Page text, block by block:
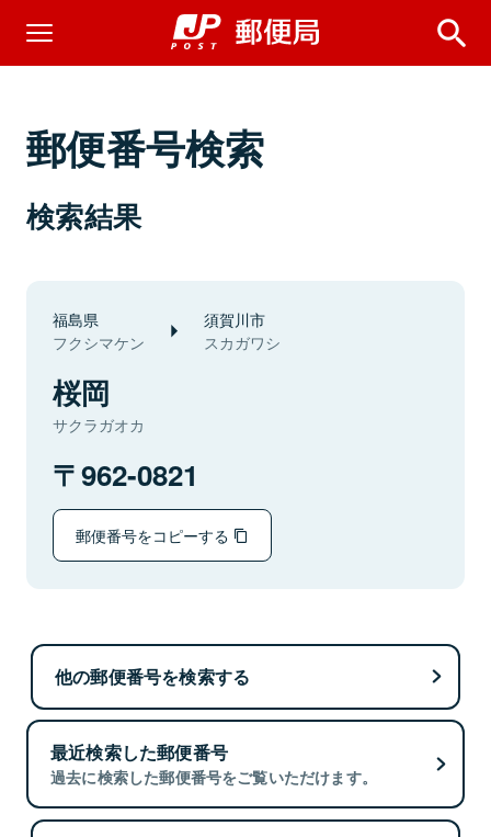
郵便番号検索
検索結果
福島県
フクシマケン
須賀川市
スカガワシ
桜岡
サクラガオカ
962-0821
郵便番号をコピーする
他の郵便番号を検索する
最近検索した郵便番号
過去に検索した郵便番号をご覧いただけます。